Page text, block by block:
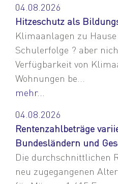
04.08.2026
Hitzeschutz als
Klimaanlagen zu
Schulerfolge ? aber
Verfügbarkeit von
Wohnungen be...
mehr...
04.08.2026
Rentenzahlbeträge
Bundesländern und
Die durchschnittlichen
neu zugegangenen